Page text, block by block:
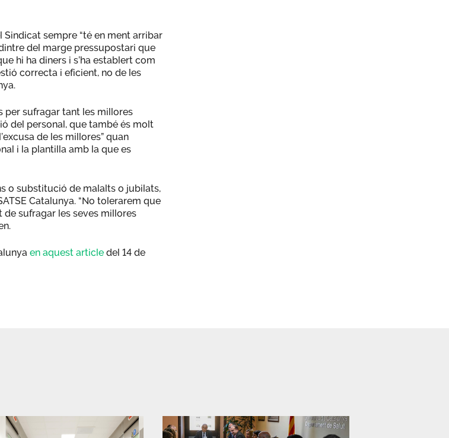
Sindicat sempre “té en ment arribar
del marge pressupostari que
hi ha diners i s’ha establert com
correcta i eficient, no de les
per sufragar tant les millores
del personal, que també és molt
de les millores” quan
i la plantilla amb la que es
o substitució de malalts o jubilats,
Catalunya. “No tolerarem que
sufragar les seves millores
en aquest article del 14 de